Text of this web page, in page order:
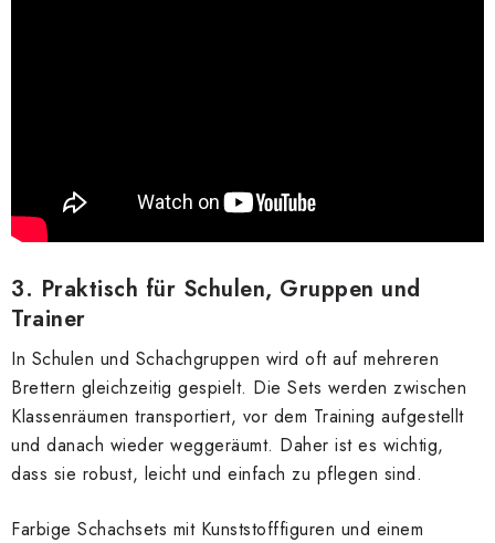
3. Praktisch für Schulen, Gruppen und
Trainer
In Schulen und Schachgruppen wird oft auf mehreren
Brettern gleichzeitig gespielt. Die Sets werden zwischen
Klassenräumen transportiert, vor dem Training aufgestellt
und danach wieder weggeräumt. Daher ist es wichtig,
dass sie robust, leicht und einfach zu pflegen sind.
Farbige Schachsets mit Kunststofffiguren und einem